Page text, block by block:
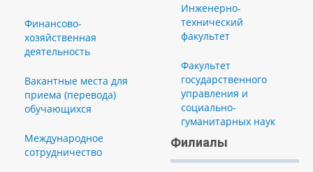
Финансово-
хозяйственная
деятельность
Вакантные места для
приема (перевода)
обучающихся
Международное
сотрудничество
Инженерно-
технический
факультет
Факультет
государственного
управления и
социально-
гуманитарных наук
Филиалы